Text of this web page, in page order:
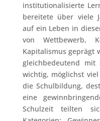
institutionalisierte
bereitete über viele
auf ein Leben in
von Wettbewerb,
Kapitalismus geprägt
gleichbedeutend
wichtig, möglichst
die Schulbildung,
eine
Schulzeit teilten